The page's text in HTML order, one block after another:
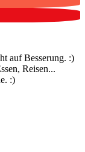
auf Besserung. :)
Reisen...
:)